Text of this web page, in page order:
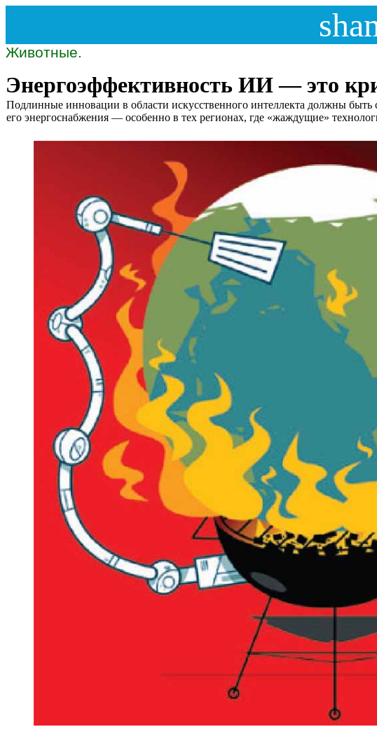
Животные.
Энергоэффективность ИИ — это
Подлинные инновации в области искусственного интеллекта должны быть
его энергоснабжения — особенно в тех регионах, где «жаждущие»